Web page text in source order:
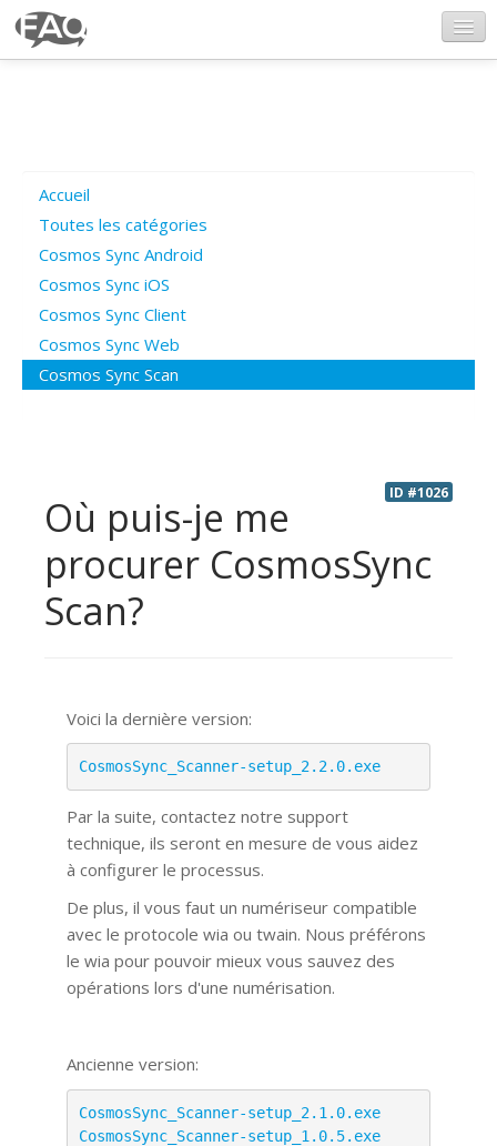
Poser une question
Questions ouvertes
Connexion
Accueil
Toutes les catégories
Cosmos Sync Android
Cosmos Sync iOS
Cosmos Sync Client
Cosmos Sync Web
Cosmos Sync Scan
ID #1026
Où puis-je me
procurer CosmosSync
Scan?
Voici la dernière version:
CosmosSync_Scanner-setup_2.2.0.exe
Par la suite, contactez notre support
technique, ils seront en mesure de vous aidez
à configurer le processus.
De plus, il vous faut un numériseur compatible
avec le protocole wia ou twain. Nous préférons
le wia pour pouvoir mieux vous sauvez des
opérations lors d'une numérisation.
Ancienne version:
CosmosSync_Scanner-setup_2.1.0.exe
CosmosSync_Scanner-setup_1.0.5.exe